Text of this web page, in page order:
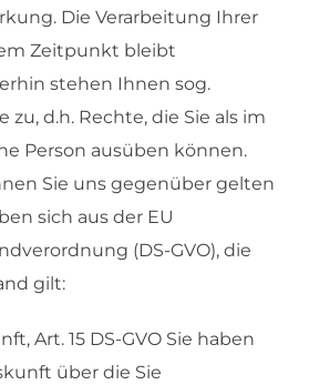
Die Verarbeitung Ihrer
Zeitpunkt bleibt
stehen Ihnen sog.
d.h. Rechte, die Sie als im
Person ausüben können.
Sie uns gegenüber gelten
sich aus der EU
(DS-GVO), die
gilt:
Art. 15 DS-GVO Sie haben
über die Sie